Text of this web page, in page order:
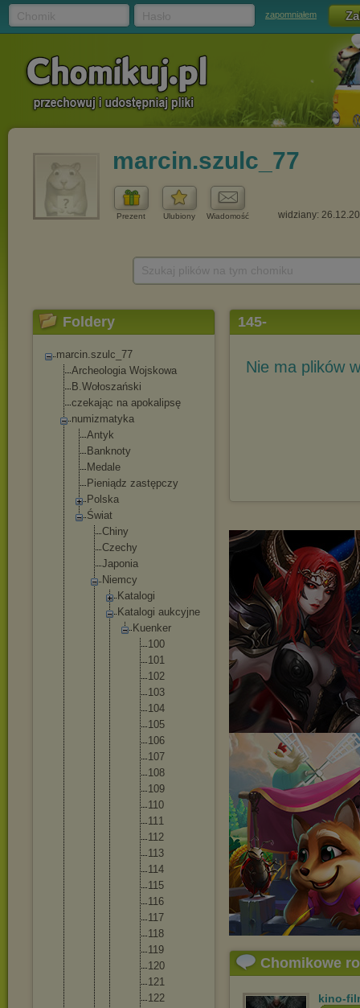
zapomniałem
marcin.szulc_77
Prezent Ulubiony Wiadomość widziany:
Foldery
marcin.szulc_77
Archeologia Wojskowa
B.Wołoszański
czekając na apokalipsę
numizmatyka
Antyk
Banknoty
Medale
Pieniądz zastępczy
Polska
Świat
Chiny
Czechy
Japonia
Niemcy
Katalogi
Katalogi aukcyjne
Kuenker
100
101
102
103
104
105
106
107
108
109
110
111
112
113
114
115
116
117
118
119
120
121
122
145-
Nie ma plików
Chomikowe
kino-